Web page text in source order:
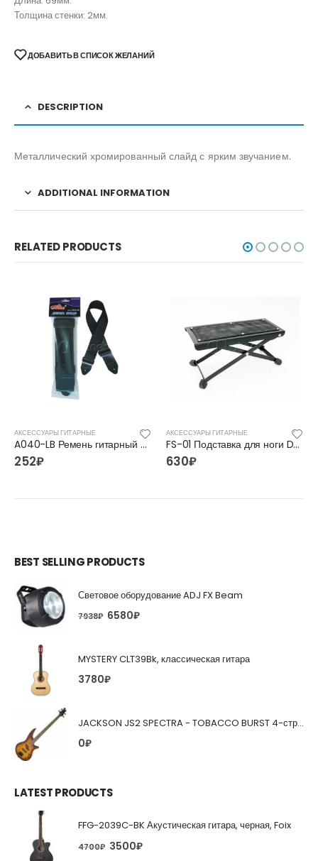
Толщина стенки: 2мм.
ДОБАВИТЬ В СПИСОК ЖЕЛАНИЙ
DESCRIPTION
Металлический хромированный слайд с ярким звучанием.
ADDITIONAL INFORMATION
RELATED PRODUCTS
АКСЕССУАРЫ ГИТАРНЫЕ
A040-LB Ремень гитарный Alice
252₽
АКСЕССУАРЫ ГИТАРНЫЕ
FS-01 Подставка для ноги DADI
630₽
BEST SELLING PRODUCTS
Световое оборудование ADJ FX Beam
7938₽ 6580₽
MYSTERY CLT39Bk, классическая гитара
3780₽
JACKSON JS2 SPECTRA - TOBACCO BURST 4-струнная бас-гитара
0₽
LATEST PRODUCTS
FFG-2039C-BK Акустическая гитара, черная, Foix
4700₽ 3500₽